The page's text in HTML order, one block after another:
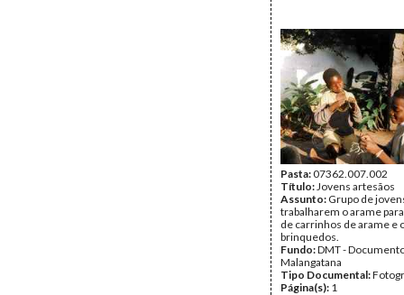
Pasta:07362.007.002
Título:Jovens artesãos
Assunto: Grupo de
trabalharem o arame
de carrinhos de arame e
brinquedos.
Fundo:DMT -
Malangatana
Tipo Documental:
Página(s): 1